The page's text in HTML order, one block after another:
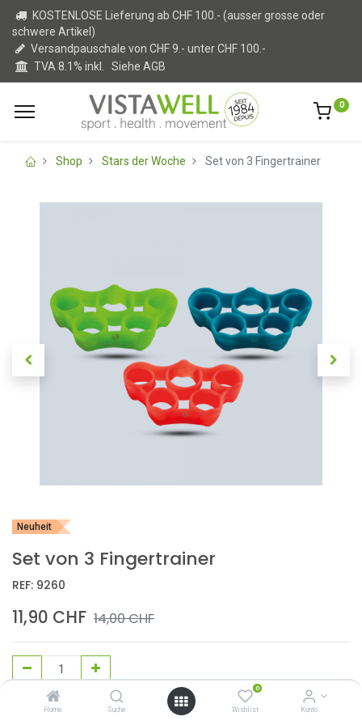
Home Suche
0
Wishlist Konto
KOSTENLOSE Lieferung ab CHF 100.- (ausser grosse oder
schwere Artikel)
Versandpauschale von CHF 9.- unter CHF 100.-
TVA 8.1% inkl. Siehe AGB
0
Shop Stars der Woche Set von 3 Fingertrainer
Neuheit
Set von 3 Fingertrainer
REF: 9260
11,90 CHF 14,00CHF
In den Warenkorb